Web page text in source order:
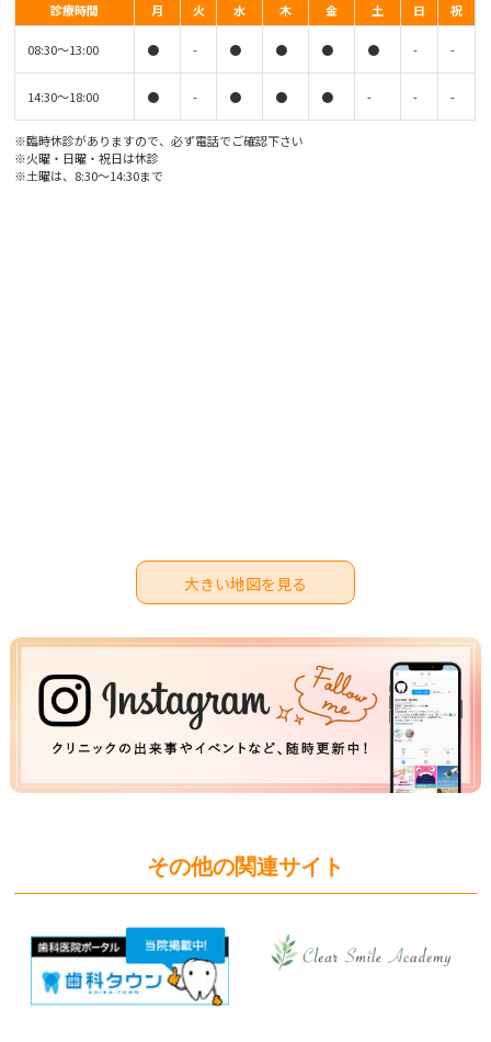
診療時間 月 火 水 木 金 土 日 祝
08:30〜13:00 ● - ● ● ● ● - -
14:30〜18:00 ● - ● ● ● - - -
※臨時休診がありますので、必ず電話でご確認下さい
※火曜・日曜・祝日は休診
※土曜は、8:30〜14:30まで
大きい地図を見る
その他の関連サイト